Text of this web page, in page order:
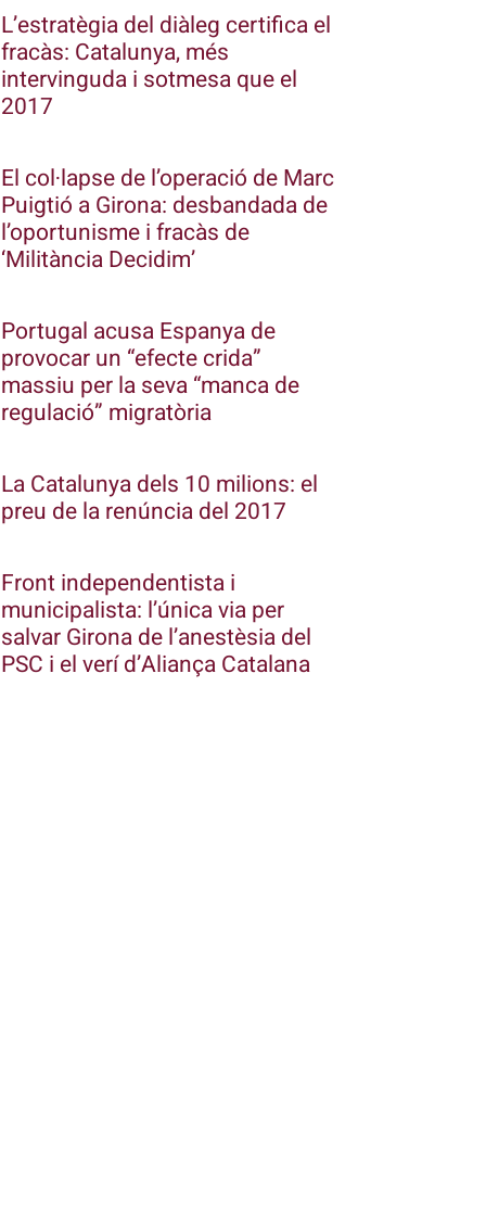
L’estratègia del diàleg certifica el
fracàs: Catalunya, més
intervinguda i sotmesa que el
2017
El col·lapse de l’operació de Marc
Puigtió a Girona: desbandada de
l’oportunisme i fracàs de
‘Militància Decidim’
Portugal acusa Espanya de
provocar un “efecte crida”
massiu per la seva “manca de
regulació” migratòria
La Catalunya dels 10 milions: el
preu de la renúncia del 2017
Front independentista i
municipalista: l’única via per
salvar Girona de l’anestèsia del
PSC i el verí d’Aliança Catalana